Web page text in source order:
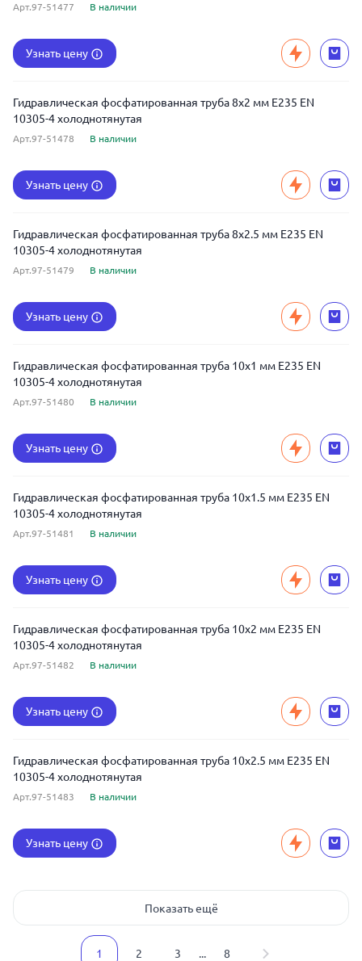
Арт.97-51477 В наличии
Узнать цену
Гидравлическая фосфатированная труба 8x2 мм E235 EN
10305-4 холоднотянутая
Арт.97-51478 В наличии
Узнать цену
Гидравлическая фосфатированная труба 8x2.5 мм E235 EN
10305-4 холоднотянутая
Арт.97-51479 В наличии
Узнать цену
Гидравлическая фосфатированная труба 10x1 мм E235 EN
10305-4 холоднотянутая
Арт.97-51480 В наличии
Узнать цену
Гидравлическая фосфатированная труба 10x1.5 мм E235 EN
10305-4 холоднотянутая
Арт.97-51481 В наличии
Узнать цену
Гидравлическая фосфатированная труба 10x2 мм E235 EN
10305-4 холоднотянутая
Арт.97-51482 В наличии
Узнать цену
Гидравлическая фосфатированная труба 10x2.5 мм E235 EN
10305-4 холоднотянутая
Арт.97-51483 В наличии
Узнать цену
Показать ещё
1 2 3 ... 8